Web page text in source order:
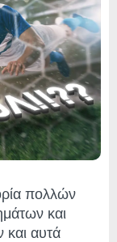
πολλών
και
αυτά